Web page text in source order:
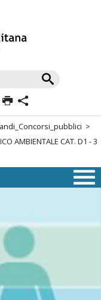
>
AMBIENTALE CAT. D1 - 3